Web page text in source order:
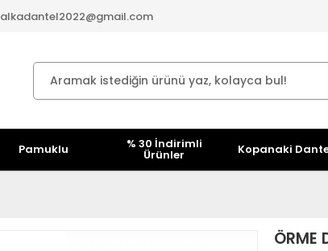
alkadantel2022@gmail.com
Pamuklu % 30 İndirimli
Ürünler Kopanaki
ÖRME